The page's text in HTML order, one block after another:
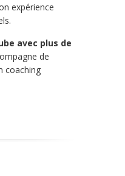
expérience
avec plus de
de
coaching